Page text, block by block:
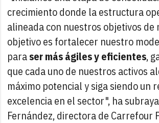
crecimiento donde la estructura
alineada con nuestros objetivos de
objetivo es fortalecer nuestro
paraser más ágiles y eficientes,
que cada uno de nuestros activos
máximo potencial y siga siendo un
excelencia en el sector", ha
Fernández, directora de Carrefour